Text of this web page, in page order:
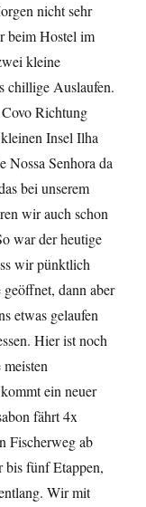
nicht sehr
beim Hostel im
kleine
chillige Auslaufen.
Richtung
Insel Ilha
Nossa Senhora da
bei unserem
wir auch schon
war der heutige
wir pünktlich
dann aber
etwas gelaufen
Hier ist noch
ein neuer
fährt 4x
Fischerweg ab
bis fünf Etappen,
Wir mit